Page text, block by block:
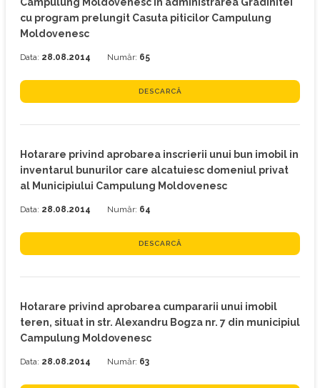
cu program prelungit Casuta piticilor Campulung
Moldovenesc
Data: 28.08.2014 Număr: 65
DESCARCĂ
Hotarare privind aprobarea inscrierii unui bun imobil in
inventarul bunurilor care alcatuiesc domeniul privat
al Municipiului Campulung Moldovenesc
Data: 28.08.2014 Număr: 64
DESCARCĂ
Hotarare privind aprobarea cumpararii unui imobil
teren, situat in str. Alexandru Bogza nr. 7 din municipiul
Campulung Moldovenesc
Data: 28.08.2014 Număr: 63